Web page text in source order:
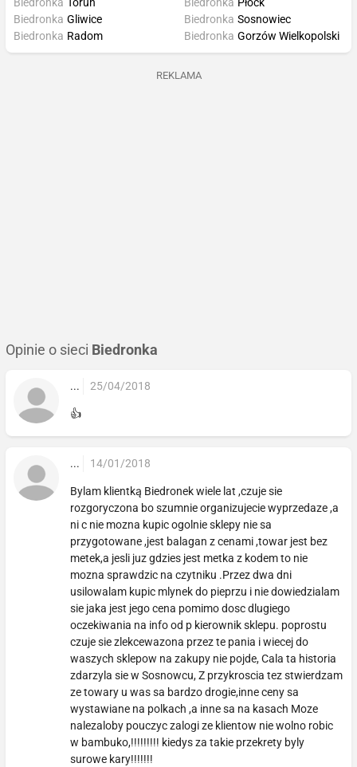
Biedronka Gliwice
Biedronka Radom
Biedronka Sosnowiec
Biedronka Gorzów Wielkopolski
REKLAMA
Opinie o sieci Biedronka
... 25/04/2018
👍
... 14/01/2018
Bylam klientką Biedronek wiele lat ,czuje sie
rozgoryczona bo szumnie organizujecie wyprzedaze ,a
ni c nie mozna kupic ogolnie sklepy nie sa
przygotowane ,jest balagan z cenami ,towar jest bez
metek,a jesli juz gdzies jest metka z kodem to nie
mozna sprawdzic na czytniku .Przez dwa dni
usilowalam kupic mlynek do pieprzu i nie dowiedzialam
sie jaka jest jego cena pomimo dosc dlugiego
oczekiwania na info od p kierownik sklepu. poprostu
czuje sie zlekcewazona przez te pania i wiecej do
waszych sklepow na zakupy nie pojde, Cala ta historia
zdarzyla sie w Sosnowcu, Z przykroscia tez stwierdzam
ze towary u was sa bardzo drogie,inne ceny sa
wystawiane na polkach ,a inne sa na kasach Moze
nalezaloby pouczyc zalogi ze klientow nie wolno robic
w bambuko,!!!!!!!!! kiedys za takie przekrety byly
surowe kary!!!!!!!